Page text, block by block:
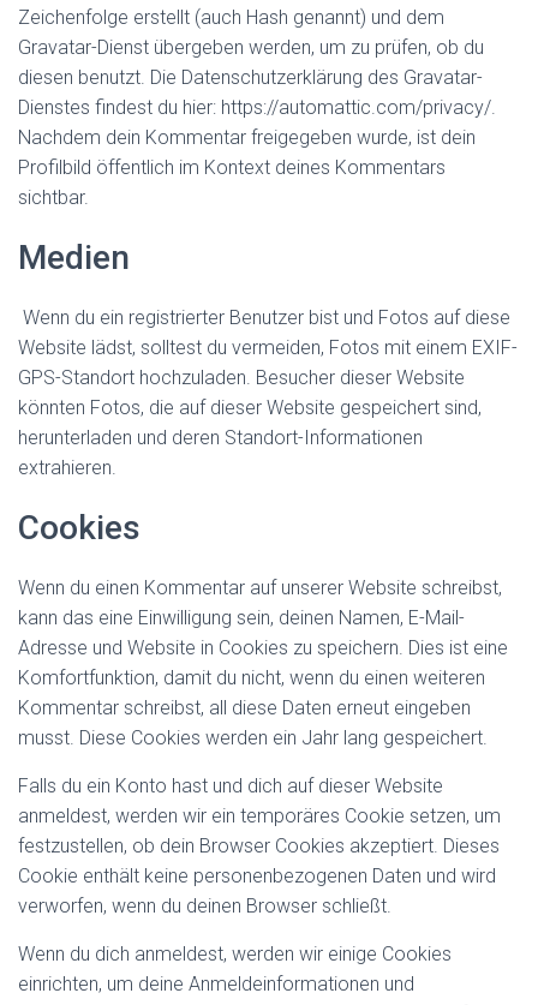
Zeichenfolge erstellt (auch Hash genannt) und dem
Gravatar-Dienst übergeben werden, um zu prüfen, ob du
diesen benutzt. Die Datenschutzerklärung des Gravatar-
Dienstes findest du hier: https://automattic.com/privacy/.
Nachdem dein Kommentar freigegeben wurde, ist dein
Profilbild öffentlich im Kontext deines Kommentars
sichtbar.
Medien
Wenn du ein registrierter Benutzer bist und Fotos auf diese
Website lädst, solltest du vermeiden, Fotos mit einem EXIF-
GPS-Standort hochzuladen. Besucher dieser Website
könnten Fotos, die auf dieser Website gespeichert sind,
herunterladen und deren Standort-Informationen
extrahieren.
Cookies
Wenn du einen Kommentar auf unserer Website schreibst,
kann das eine Einwilligung sein, deinen Namen, E-Mail-
Adresse und Website in Cookies zu speichern. Dies ist eine
Komfortfunktion, damit du nicht, wenn du einen weiteren
Kommentar schreibst, all diese Daten erneut eingeben
musst. Diese Cookies werden ein Jahr lang gespeichert.
Falls du ein Konto hast und dich auf dieser Website
anmeldest, werden wir ein temporäres Cookie setzen, um
festzustellen, ob dein Browser Cookies akzeptiert. Dieses
Cookie enthält keine personenbezogenen Daten und wird
verworfen, wenn du deinen Browser schließt.
Wenn du dich anmeldest, werden wir einige Cookies
einrichten, um deine Anmeldeinformationen und